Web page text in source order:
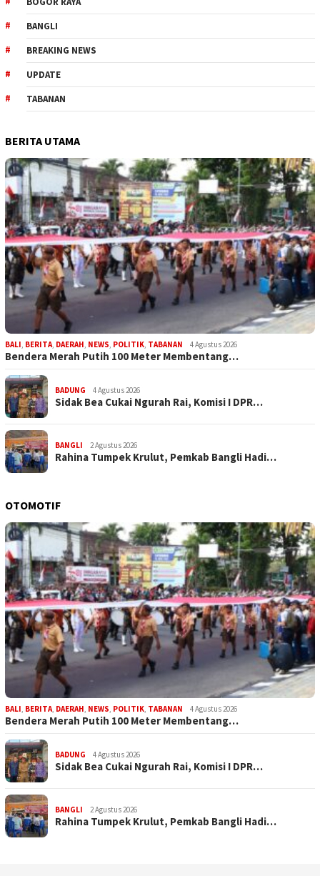
BANGLI
BREAKING NEWS
UPDATE
TABANAN
BERITA UTAMA
BALI, BERITA, DAERAH, NEWS, POLITIK, TABANAN 4 Agustus 2026
Bendera Merah Putih 100 Meter Membentang…
BADUNG 4 Agustus 2026
Sidak Bea Cukai Ngurah Rai, Komisi I DPR…
BANGLI 2 Agustus 2026
Rahina Tumpek Krulut, Pemkab Bangli Hadi…
OTOMOTIF
BALI, BERITA, DAERAH, NEWS, POLITIK, TABANAN 4 Agustus 2026
Bendera Merah Putih 100 Meter Membentang…
BADUNG 4 Agustus 2026
Sidak Bea Cukai Ngurah Rai, Komisi I DPR…
BANGLI 2 Agustus 2026
Rahina Tumpek Krulut, Pemkab Bangli Hadi…